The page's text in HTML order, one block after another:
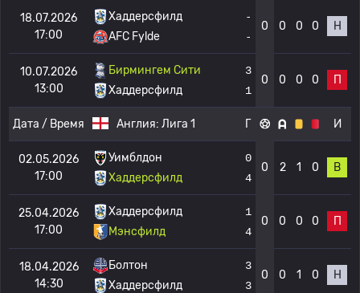
18.07.2026
17:00
Хаддерсфилд
AFC Fylde
-
-
0 0 0 0 Н
10.07.2026
13:00
Бирмингем Сити
Хаддерсфилд
3
1
0 0 0 0 П
Дата / Время Англия: Лига 1 Г И
02.05.2026
17:00
Уимблдон
Хаддерсфилд
0
4
0 2 1 0 В
25.04.2026
17:00
Хаддерсфилд
Мэнсфилд
1
4
0 0 0 0 П
18.04.2026
14:30
Болтон
Хаддерсфилд
3
3
0 0 1 0 Н